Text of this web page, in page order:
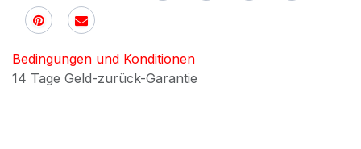
Bedingungen und Konditionen
14 Tage Geld-zurück-Garantie